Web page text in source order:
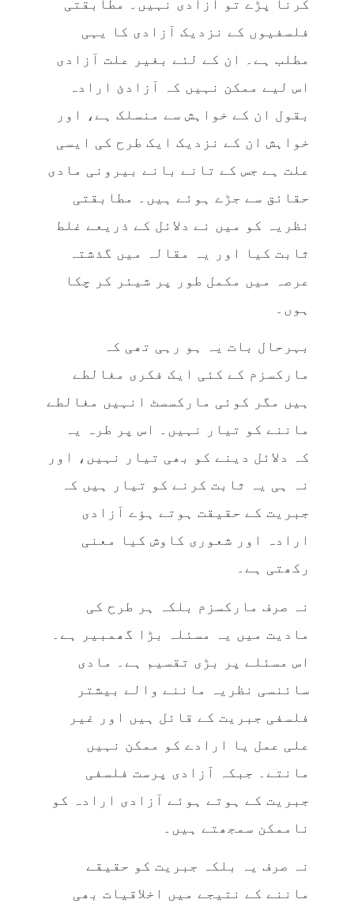
کرنا پڑے تو آزادی نہیں۔ مطابقتی
فلسفیوں کے نزدیک آزادی کا یہی
مطلب ہے۔ ان کے لئے بغیر علت آزادی
اس لیے ممکن نہیں کہ آزادئ ارادہ
بقول ان کے خواہش سے منسلک ہے، اور
خواہش ان کے نزدیک ایک طرح کی ایسی
علت ہے جس کے تانے بانے بیرونی مادی
حقائق سے جڑے ہوئے ہیں۔ مطابقتی
نظریہ کو میں نے دلائل کے ذریعے غلط
ثابت کیا اور یہ مقالہ میں گذشتہ
عرصہ میں مکمل طور پر شیئر کر چکا
ہوں۔
بہرحال بات یہ ہو رہی تھی کہ
مارکسزم کے کئی ایک فکری مغالطے
ہیں مگر کوئی مارکسسٹ انہیں مغالطے
ماننے کو تیار نہیں۔ اس پر طرہ یہ
کہ دلائل دینے کو بھی تیار نہیں، اور
نہ ہی یہ ثابت کرنے کو تیار ہیں کہ
جبریت کے حقیقت ہوتے ہؤے آزادی
ارادہ اور شعوری کاوش کیا معنی
رکھتی ہے۔
نہ صرف مارکسزم بلکہ ہر طرح کی
مادیت میں یہ مسئلہ بڑا گھمبیر ہے۔
اس مسئلے پر بڑی تقسیم ہے۔ مادی
سائنسی نظریہ ماننے والے بیشتر
فلسفی جبریت کے قائل ہیں اور غیر
علی عمل یا ارادے کو ممکن نہیں
مانتے۔ جبکہ آزادی پرست فلسفی
جبریت کے ہوتے ہوئے آزادی ارادہ کو
ناممکن سمجھتے ہیں۔
نہ صرف یہ بلکہ جبریت کو حقیقے
ماننے کے نتیجے میں اخلاقیات بھی